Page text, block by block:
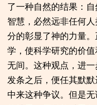
了一种自然的结果：
智慧，必然远非任何
分的彰显了神的力量
学，使科学研究的价
无间。这种观点，进
发条之后，便任其默
中来这种争议。但是